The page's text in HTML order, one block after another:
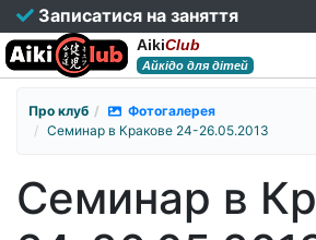
Записатися на заняття
AikiClub
Айкідо для дітей
Про клуб
Фотогалерея
Семинар в Кракове 24-26.05.2013
Семинар в